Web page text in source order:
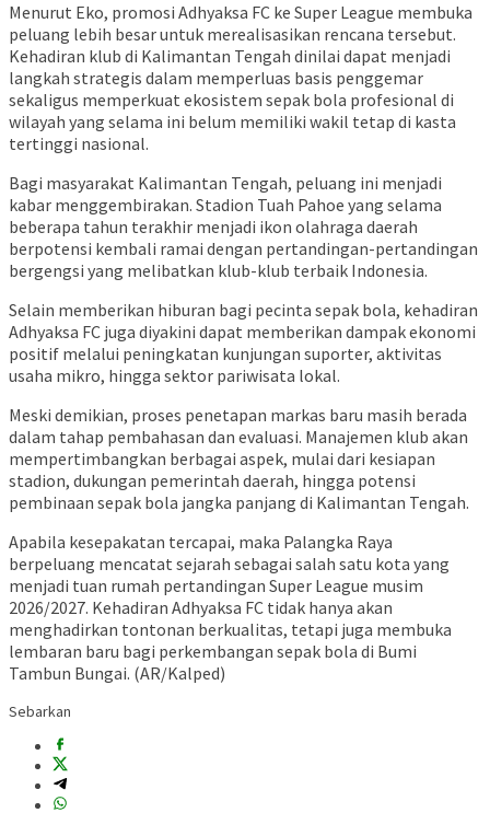
Menurut Eko, promosi Adhyaksa FC ke Super League membuka
peluang lebih besar untuk merealisasikan rencana tersebut.
Kehadiran klub di Kalimantan Tengah dinilai dapat menjadi
langkah strategis dalam memperluas basis penggemar
sekaligus memperkuat ekosistem sepak bola profesional di
wilayah yang selama ini belum memiliki wakil tetap di kasta
tertinggi nasional.
Bagi masyarakat Kalimantan Tengah, peluang ini menjadi
kabar menggembirakan. Stadion Tuah Pahoe yang selama
beberapa tahun terakhir menjadi ikon olahraga daerah
berpotensi kembali ramai dengan pertandingan-pertandingan
bergengsi yang melibatkan klub-klub terbaik Indonesia.
Selain memberikan hiburan bagi pecinta sepak bola, kehadiran
Adhyaksa FC juga diyakini dapat memberikan dampak ekonomi
positif melalui peningkatan kunjungan suporter, aktivitas
usaha mikro, hingga sektor pariwisata lokal.
Meski demikian, proses penetapan markas baru masih berada
dalam tahap pembahasan dan evaluasi. Manajemen klub akan
mempertimbangkan berbagai aspek, mulai dari kesiapan
stadion, dukungan pemerintah daerah, hingga potensi
pembinaan sepak bola jangka panjang di Kalimantan Tengah.
Apabila kesepakatan tercapai, maka Palangka Raya
berpeluang mencatat sejarah sebagai salah satu kota yang
menjadi tuan rumah pertandingan Super League musim
2026/2027. Kehadiran Adhyaksa FC tidak hanya akan
menghadirkan tontonan berkualitas, tetapi juga membuka
lembaran baru bagi perkembangan sepak bola di Bumi
Tambun Bungai. (AR/Kalped)
Sebarkan